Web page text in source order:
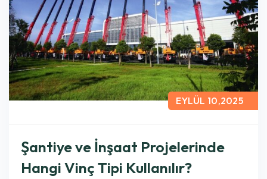
EYLÜL 10,2025
Şantiye ve İnşaat Projelerinde
Hangi Vinç Tipi Kullanılır?